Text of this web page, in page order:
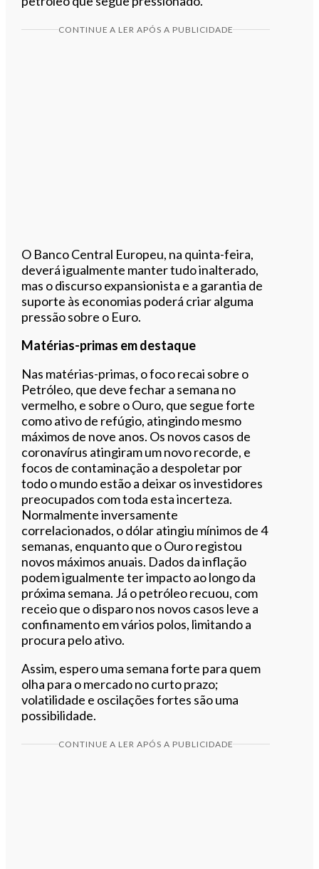
CONTINUE A LER APÓS A PUBLICIDADE
O Banco Central Europeu, na quinta-feira,
deverá igualmente manter tudo inalterado,
mas o discurso expansionista e a garantia de
suporte às economias poderá criar alguma
pressão sobre o Euro.
Matérias-primas em destaque
Nas matérias-primas, o foco recai sobre o
Petróleo, que deve fechar a semana no
vermelho, e sobre o Ouro, que segue forte
como ativo de refúgio, atingindo mesmo
máximos de nove anos. Os novos casos de
coronavírus atingiram um novo recorde, e
focos de contaminação a despoletar por
todo o mundo estão a deixar os investidores
preocupados com toda esta incerteza.
Normalmente inversamente
correlacionados, o dólar atingiu mínimos de 4
semanas, enquanto que o Ouro registou
novos máximos anuais. Dados da inflação
podem igualmente ter impacto ao longo da
próxima semana. Já o petróleo recuou, com
receio que o disparo nos novos casos leve a
confinamento em vários polos, limitando a
procura pelo ativo.
Assim, espero uma semana forte para quem
olha para o mercado no curto prazo;
volatilidade e oscilações fortes são uma
possibilidade.
CONTINUE A LER APÓS A PUBLICIDADE